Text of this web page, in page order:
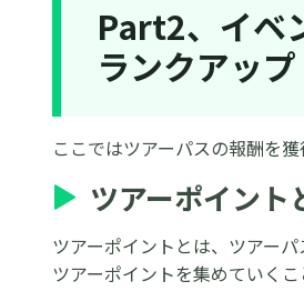
Part2、イベ
ランクアップ
ここではツアーパスの報酬を
ツアーポイント
ツアーポイントとは、ツアー
ツアーポイントを集めていく